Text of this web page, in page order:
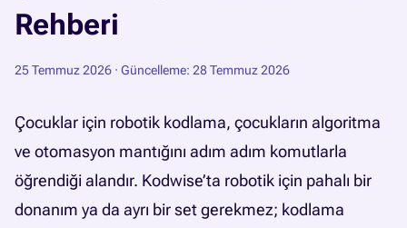
Rehberi
25 Temmuz 2026 · Güncelleme: 28 Temmuz 2026
Çocuklar için robotik kodlama, çocukların algoritma
ve otomasyon mantığını adım adım komutlarla
öğrendiği alandır. Kodwise’ta robotik için pahalı bir
donanım ya da ayrı bir set gerekmez; kodlama